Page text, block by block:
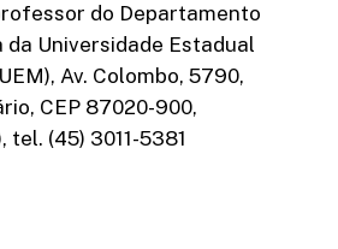
do Departamento
da Universidade Estadual
Av. Colombo, 5790,
CEP 87020-900,
tel. (45) 3011-5381